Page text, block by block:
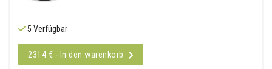
5 Verfügbar
2314 € - In den warenkorb